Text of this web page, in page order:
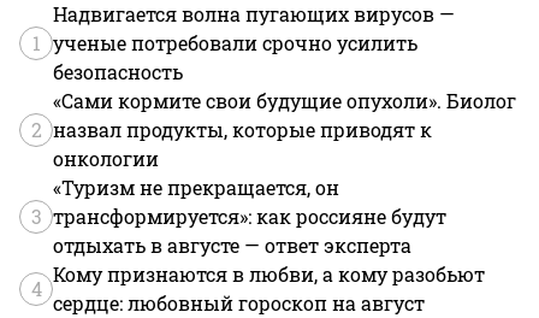
1
Надвигается волна пугающих вирусов —
ученые потребовали срочно усилить
безопасность
2
«Сами кормите свои будущие опухоли». Биолог
назвал продукты, которые приводят к
онкологии
3
«Туризм не прекращается, он
трансформируется»: как россияне будут
отдыхать в августе — ответ эксперта
4
Кому признаются в любви, а кому разобьют
сердце: любовный гороскоп на август